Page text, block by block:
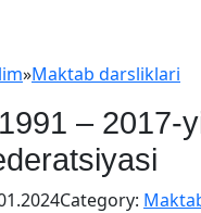
»Maktab darsliklari
– 2017-
Category: